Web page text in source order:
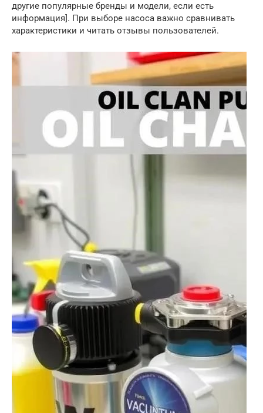
другие популярные бренды и модели, если есть
информация]. При выборе насоса важно сравнивать
характеристики и читать отзывы пользователей.